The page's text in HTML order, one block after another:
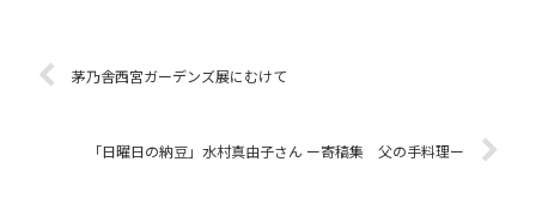
「押し花の栞」をお持ちします。
銀では思いもよらなかった、色を
情...
茅乃舎西宮ガーデンズ展にむけて
「日曜日の納豆」水村真由子さん ー寄稿集 父の手料理ー